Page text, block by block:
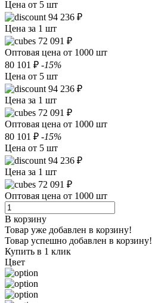
Цена от 5 шт
94 236 ₽
Цена за 1 шт
72 091 ₽
Оптовая цена от 1000 шт
80 101 ₽ -15%
Цена от 5 шт
94 236 ₽
Цена за 1 шт
72 091 ₽
Оптовая цена от 1000 шт
80 101 ₽ -15%
Цена от 5 шт
94 236 ₽
Цена за 1 шт
72 091 ₽
Оптовая цена от 1000 шт
В корзину
Товар уже добавлен в корзину!
Товар успешно добавлен в корзину!
Купить в 1 клик
Цвет